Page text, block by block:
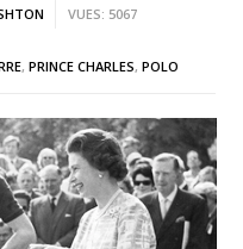
VUES: 5067
,PRINCE CHARLES,POLO